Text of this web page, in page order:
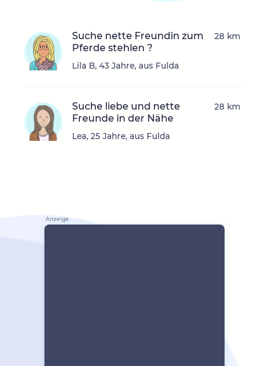
Suche nette Freundin zum
Pferde stehlen ?
Lila B, 43 Jahre, aus Fulda
28 km
Suche liebe und nette
Freunde in der Nähe
Lea, 25 Jahre, aus Fulda
28 km